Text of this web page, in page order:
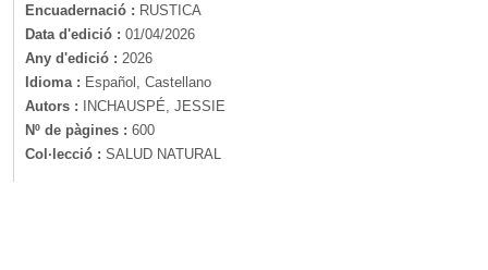
Encuadernació : RUSTICA
Data d'edició : 01/04/2026
Any d'edició : 2026
Idioma : Español, Castellano
Autors :
INCHAUSPÉ, JESSIE
Nº de pàgines : 600
Col·lecció : SALUD NATURAL